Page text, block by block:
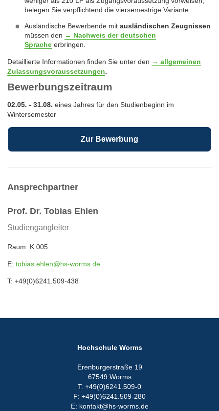
belegen Sie verpflichtend die viersemestrige Variante.
Ausländische Bewerbende mit ausländischen Zeugnissen
müssen den → Nachweis der deutschen
Sprache erbringen.
Detaillierte Informationen finden Sie unter den → allgemeinen
Zulassungsvoraussetzungen.
Bewerbungszeitraum
02.05. - 31.08. eines Jahres für den Studienbeginn im
Wintersemester
Zur Bewerbung
Ansprechpartner
Prof. Dr. Tobias Ehlen
Studiengangleiter
Raum: K 005
E: tobias.ehlen@hs-worms.de
T: +49(0)6241.509-438
Hochschule Worms
Erenburgerstraße 19
67549 Worms
T: +49(0)6241.509-0
F: +49(0)6241.509-280
E: kontakt@hs-worms.de